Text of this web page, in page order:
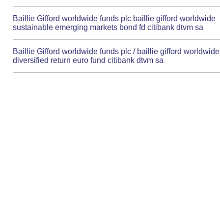
Baillie Gifford worldwide funds plc baillie gifford worldwide
sustainable emerging markets bond fd citibank dtvm sa
Baillie Gifford worldwide funds plc / baillie gifford worldwide
diversified return euro fund citibank dtvm sa